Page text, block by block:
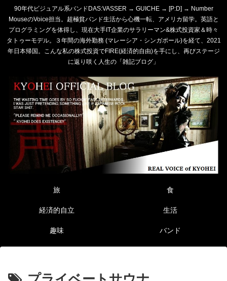
90年代ビジュアル系バンドDAS:VASSER → GUICHE → [P:D] → Number
MouseのVoice担当。超極貧バンド生活から心機一転、アメリカ留学。英語と
プログラミングを体得し、現在大手IT企業のサラリーマン&株式投資家＆時々
タトゥーモデル。３年間の海外勤務 (マレーシア・シンガポール)を経て、2021
年日本帰国。こんな私の株式投資でFIRE(経済的自由)を手にし、再びステージ
に返り咲く人生の「雑記ブログ」
旅 食
経済的自立 生活
趣味 バンド